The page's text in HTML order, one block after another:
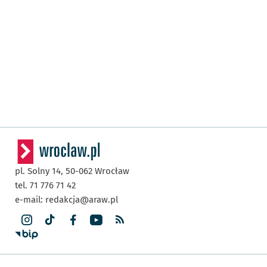
pl. Solny 14, 50-062 Wrocław
tel. 71 776 71 42
e-mail: redakcja@araw.pl